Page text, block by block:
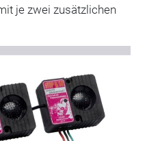
je zwei zusätzlichen